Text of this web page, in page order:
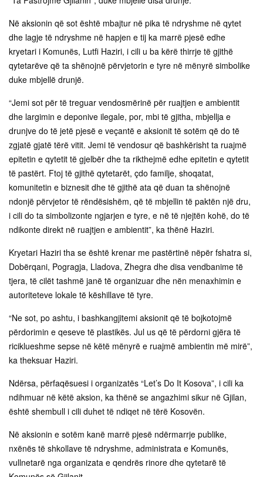
Në aksionin që sot është mbajtur në pika të ndryshme në qytet
dhe lagje të ndryshme në hapjen e tij ka marrë pjesë edhe
kryetari i Komunës, Lutfi Haziri, i cili u ba kërë thirrje të gjithë
qytetarëve që ta shënojnë përvjetorin e tyre në mënyrë simbolike
duke mbjellë drunjë.
“Jemi sot për të treguar vendosmërinë për ruajtjen e ambientit
dhe largimin e deponive ilegale, por, mbi të gjitha, mbjellja e
drunjve do të jetë pjesë e veçantë e aksionit të sotëm që do të
zgjatë gjatë tërë vitit. Jemi të vendosur që bashkërisht ta ruajmë
epitetin e qytetit të gjelbër dhe ta rikthejmë edhe epitetin e qytetit
të pastërt. Ftoj të gjithë qytetarët, çdo familje, shoqatat,
komunitetin e biznesit dhe të gjithë ata që duan ta shënojnë
ndonjë përvjetor të rëndësishëm, që të mbjellin të paktën një dru,
i cili do ta simbolizonte ngjarjen e tyre, e në të njejtën kohë, do të
ndikonte direkt në ruajtjen e ambientit”, ka thënë Haziri.
Kryetari Haziri tha se është krenar me pastërtinë nëpër fshatra si,
Dobërqani, Pogragja, Lladova, Zhegra dhe disa vendbanime të
tjera, të cilët tashmë janë të organizuar dhe nën menaxhimin e
autoriteteve lokale të këshillave të tyre.
“Ne sot, po ashtu, i bashkangjitemi aksionit që të bojkotojmë
përdorimin e qeseve të plastikës. Jul us që të përdorni gjëra të
riciklueshme sepse në këtë mënyrë e ruajmë ambientin më mirë”,
ka theksuar Haziri.
Ndërsa, përfaqësuesi i organizatës “Let’s Do It Kosova”, i cili ka
ndihmuar në këtë aksion, ka thënë se angazhimi sikur në Gjilan,
është shembull i cili duhet të ndiqet në tërë Kosovën.
Në aksionin e sotëm kanë marrë pjesë ndërmarrje publike,
nxënës të shkollave të ndryshme, administrata e Komunës,
vullnetarë nga organizata e qendrës rinore dhe qytetarë të